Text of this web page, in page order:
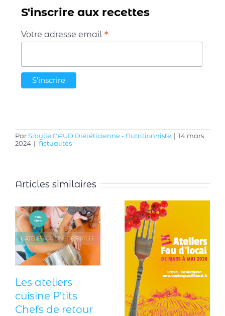
S'inscrire aux recettes
Votre adresse email *
ParSibylle NAUD Diététicienne - Nutritionniste | 14 mars
2024 | Actualités
Articles similaires
Les ateliers
cuisine P’tits
Chefs de retour